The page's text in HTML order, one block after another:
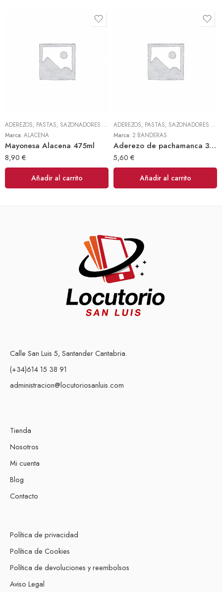
ADEREZOS, PASTAS, SAZONADORES Y CONDIMENTOS ,TODOS
Marca: ALACENA
Mayonesa Alacena 475ml
8,90 €
Añadir al carrito
ADEREZOS, PASTAS, SAZONADORES Y CONDIMENTOS
Marca: 2 BANDERAS
Aderezo de pachamanca 300gr (2 Banderas)
5,60 €
Añadir al carrito
Calle San Luis 5, Santander Cantabria.
(+34)614 15 38 91
administracion@locutoriosanluis.com
Tienda
Nosotros
Mi cuenta
Blog
Contacto
Política de privacidad
Política de Cookies
Política de devoluciones y reembolsos
Aviso Legal